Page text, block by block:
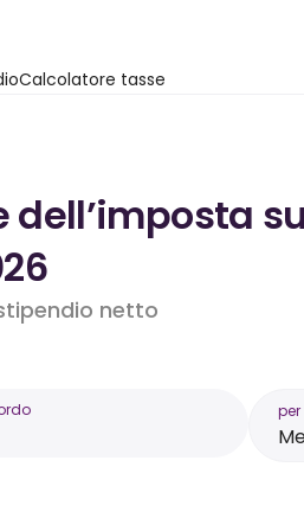
Calcolatore tasse
dell’imposta
netto
per